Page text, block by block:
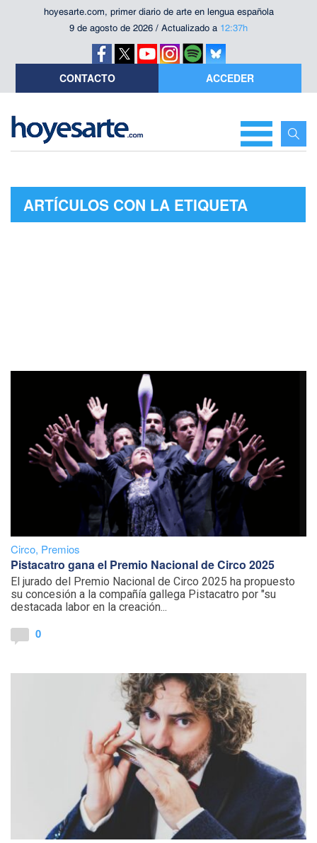
hoyesarte.com, primer diario de arte en lengua española
9 de agosto de 2026 / Actualizado a 12:37h
CONTACTO ACCEDER
ARTÍCULOS CON LA ETIQUETA
Circo, Premios
Pistacatro gana el Premio Nacional de Circo 2025
El jurado del Premio Nacional de Circo 2025 ha propuesto
su concesión a la compañía gallega Pistacatro por "su
destacada labor en la creación...
0